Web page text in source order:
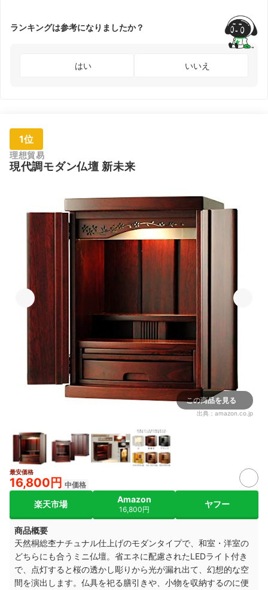
ランキングは参考になりましたか？
はい いいえ
1位
理想貿易
現代調モダン仏壇 新未来
この商品を見る
出典： amazon.co.jp
最安価格
16,800円 中価格
楽天市場 Amazon
16,800円
ヤフー
商品概要
天然桐総杢ナチュナル仕上げのモダンタイプで、和室・洋室の
どちらにも合うミニ仏壇。省エネに配慮されたLEDライト付き
で、点灯すると桜の透かし彫りから光が漏れ出て、幻想的な空
間を演出します。 仏具を祀る膳引きや、小物を収納するのに便